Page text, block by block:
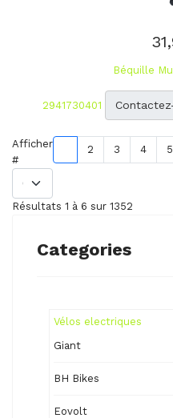
Béquille
2941730401
Afficher
#
2 3 4 5
Résultats 1 à 6 sur 1352
Categories
Vélos electriques
Giant
BH Bikes
Eovolt